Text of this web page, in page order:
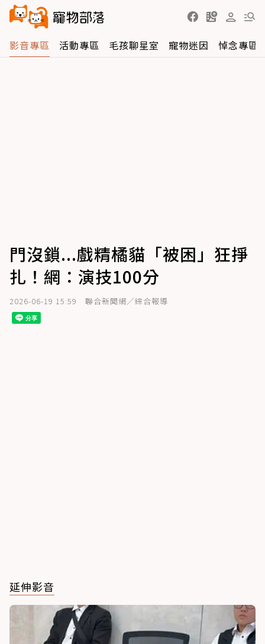
影音專區 活動專區 毛孩聊星室 寵物迷因 悼念專區
門沒鎖...戲精橘貓「被困」狂掙
扎！網：演技100分
2026-06-19 15:59 聯合新聞網／綜合報導
延伸影音